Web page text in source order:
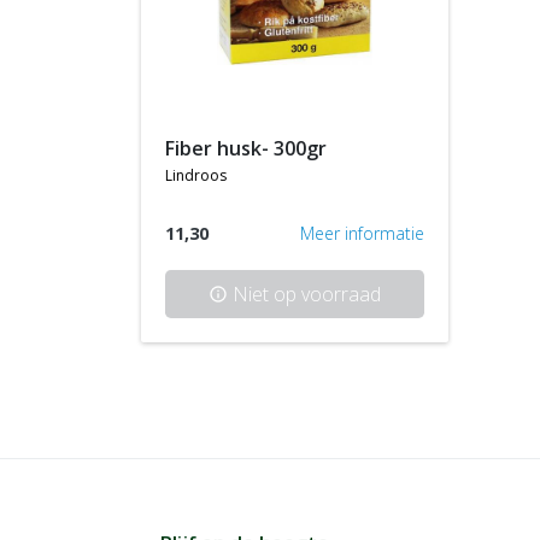
fiber husk- 300gr
lindroos
11,30 Meer informatie
info Niet op voorraad